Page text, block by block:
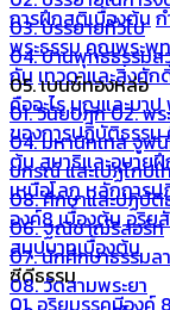
การฝึกสติเบื้องต้น
พระธรรมคุณพระพุท
กันเทวดาและสิ่งศั
คืออะไรบุญและบาป
ของการปฏิบัติธรรม
ต้นสมาธิและอุบาย
เหนือโลกหลักการป
องค์8 เบื้องต้นอริย
สมุปบาทเบื้องต้น
ซีดีธรรม
01. อริยมรรคมีองค์
03. บรรยายทั่วไป
04. บ้านพุทธธรรมส
05. เบนซ์ทองหล่อ
01. วินัยปิฎก02. พ
04. มหานิทเทส จูฬ
ปกรณ์ และเปฏโกป
08. ศึกษาและปฏิบัติ
06. ฐณิชาฌ์รีสอร์ท
07. นักศึกษาธรรมล
08. วัดสามพระยา